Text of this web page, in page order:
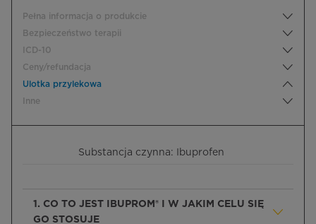
Pełna informacja o produkcie
Bezpieczeństwo terapii
ICD-10
Ceny/refundacja
Ulotka przylekowa
Inne
Substancja czynna: Ibuprofen
1. CO TO JEST IBUPROM® I W JAKIM CELU SIĘ
GO STOSUJE